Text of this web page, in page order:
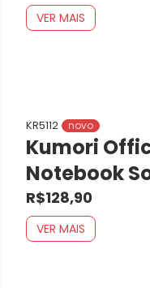
VER MAIS
KR5112 novo
Kumori
Notebook
R$128,90
VER MAIS